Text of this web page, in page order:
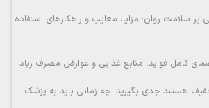
بر سلامت روان: مزایا، معایب و راهکارهای استفاده
کامل فواید، منابع غذایی و عوارض مصرف زیاد
هستند جدی بگیرید؛ چه زمانی باید به پزشک